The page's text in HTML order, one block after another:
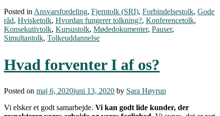
Posted in Ansvarsfordeling, Fjerntolk (SRI), Forbindelsestolk, Gode
råd, Hvisketolk, Hvordan fungerer tolkning?, Konferencetolk,
Konsekutivtolk, Kursustolk, Mødedokumenter, Pauser,
Simultantolk, Tolkeuddannelse
Hvad forventer I af os?
Posted on maj 6, 2020juni 13, 2020 by Sara Høyrup
Vi elsker et godt samarbejde. Vi kan godt lide kunder, der